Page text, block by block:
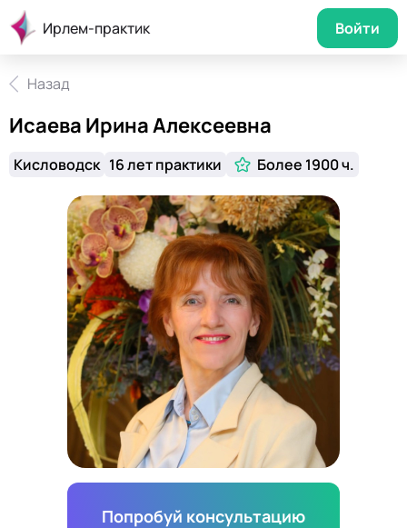
Ирлем-практик Войти
Назад
Попробуй консультацию
Исаева Ирина Алексеевна
Кисловодск 16 лет практики Более 1900 ч.